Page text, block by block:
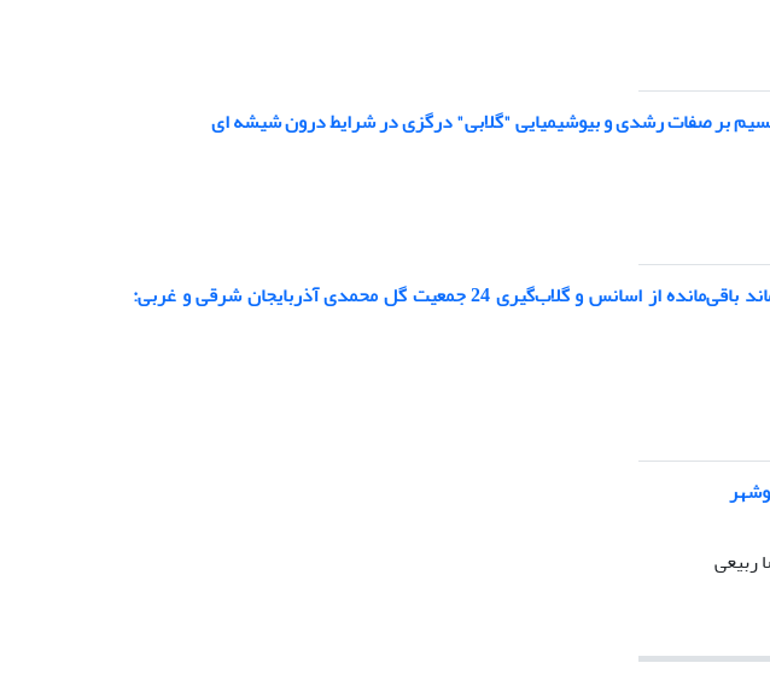
بر صفات رشدی و بیوشیمیایی "گلابی" درگزی در شرایط درون شیشه ای
مطالعه ترکیبات فعال و فعالیت آنتی اکسیدانی پسماند باقی‌مانده از اسانس و گلا‌ب‌گیری 24 جمعیت گل محمدی آذربایجان شرقی و غربی:
ربیعی